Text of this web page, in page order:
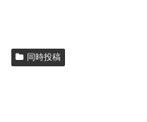
同時投稿